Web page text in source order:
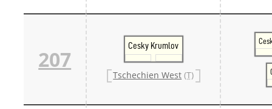
207
Cesky Krumlov
Tschechien West (T)